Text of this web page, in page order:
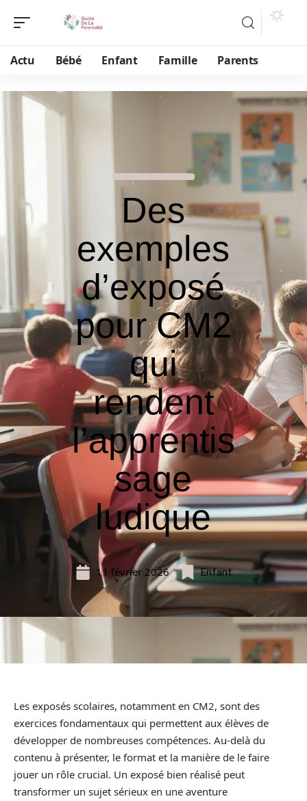
Actu Bébé Enfant Famille Parents
Des
exemples
d’exposé
pour CM2
qui
rendent
l’apprentis
sage
ludique
11 février 2026 Enfant
Les exposés scolaires, notamment en CM2, sont des
exercices fondamentaux qui permettent aux élèves de
développer de nombreuses compétences. Au-delà du
contenu à présenter, le format et la manière de le faire
jouer un rôle crucial. Un exposé bien réalisé peut
transformer un sujet sérieux en une aventure